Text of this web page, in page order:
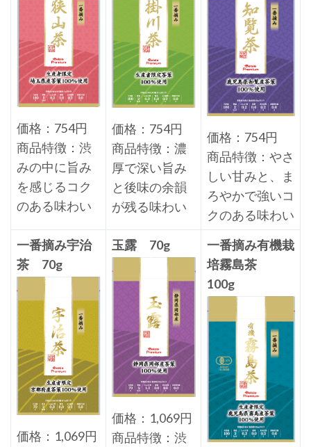
価格：754円
商品特徴：渋
みの中に旨み
を感じるコク
のある味わい
価格：754円
商品特徴：濃
厚で深い旨み
と後味の余韻
が残る味わい
価格：754円
商品特徴：やさ
しい甘みと、ま
ろやかで強いコ
クのある味わい
一番摘み宇治
茶 70g
価格：1,069円
玉露 70g
価格：1,069円
商品特徴：渋
一番摘み有機栽
培霧島茶
100g